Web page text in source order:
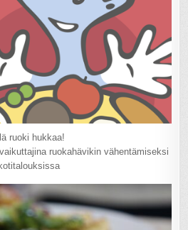
ruoki hukkaa!
ruokahävikin vähentämiseksi
kotitalouksissa